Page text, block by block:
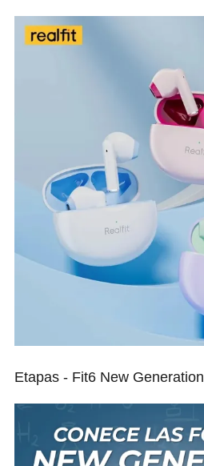
Etapas - Fit6 New Generation